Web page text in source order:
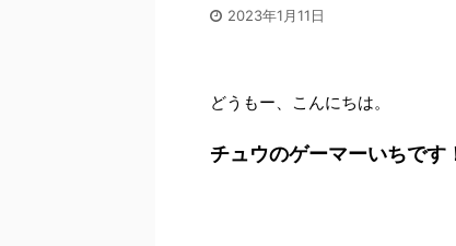
2023年1月11日
どうもー、こんにちは。
チュウのゲーマーいちです